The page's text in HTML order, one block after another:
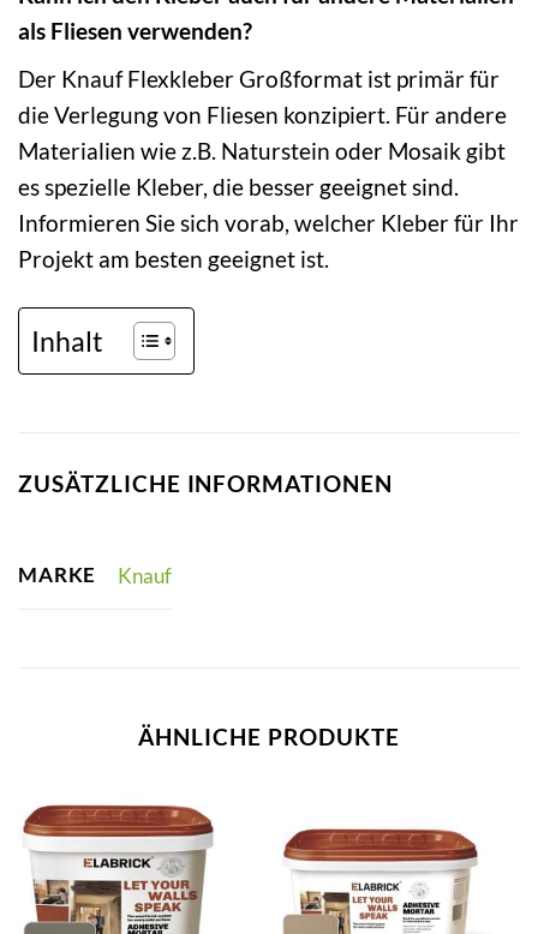
als Fliesen verwenden?
Der Knauf Flexkleber Großformat ist primär für
die Verlegung von Fliesen konzipiert. Für andere
Materialien wie z.B. Naturstein oder Mosaik gibt
es spezielle Kleber, die besser geeignet sind.
Informieren Sie sich vorab, welcher Kleber für Ihr
Projekt am besten geeignet ist.
Inhalt
ZUSÄTZLICHE INFORMATIONEN
MARKE Knauf
ÄHNLICHE PRODUKTE